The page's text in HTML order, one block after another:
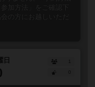
加方法」をご確認下
の方にお越しいただ
日
1